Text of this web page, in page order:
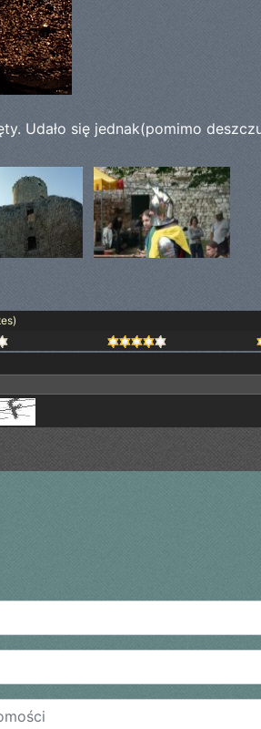
Udało się jednak(pomimo